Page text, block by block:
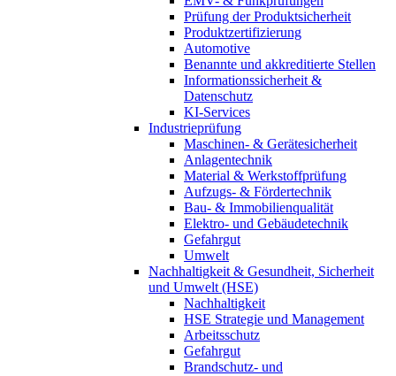
Prüfung der Produktsicherheit
Produktzertifizierung
Automotive
Benannte und akkreditierte Stellen
Informationssicherheit &
Datenschutz
KI-Services
Industrieprüfung
Maschinen- & Gerätesicherheit
Anlagentechnik
Material & Werkstoffprüfung
Aufzugs- & Fördertechnik
Bau- & Immobilienqualität
Elektro- und Gebäudetechnik
Gefahrgut
Umwelt
Nachhaltigkeit & Gesundheit, Sicherheit
und Umwelt (HSE)
Nachhaltigkeit
HSE Strategie und Management
Arbeitsschutz
Gefahrgut
Brandschutz- und